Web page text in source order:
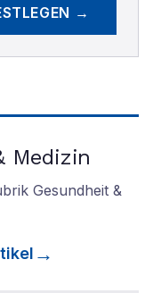
→
Medizin
Gesundheit &